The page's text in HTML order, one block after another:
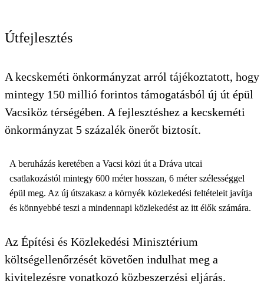
Útfejlesztés
A kecskeméti önkormányzat arról tájékoztatott, hogy
mintegy 150 millió forintos támogatásból új út épül
Vacsiköz térségében. A fejlesztéshez a kecskeméti
önkormányzat 5 százalék önerőt biztosít.
A beruházás keretében a Vacsi közi út a Dráva utcai
csatlakozástól mintegy 600 méter hosszan, 6 méter szélességgel
épül meg. Az új útszakasz a környék közlekedési feltételeit javítja
és könnyebbé teszi a mindennapi közlekedést az itt élők számára.
Az Építési és Közlekedési Minisztérium
költségellenőrzését követően indulhat meg a
kivitelezésre vonatkozó közbeszerzési eljárás.